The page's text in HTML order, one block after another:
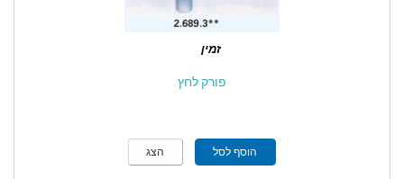
זמין
פורק לחץ
הוסף לסל הצג